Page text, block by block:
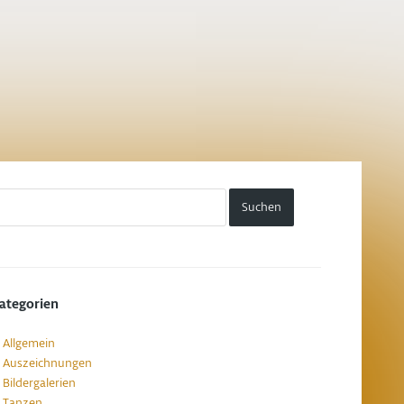
Allgemein
Auszeichnungen
Bildergalerien